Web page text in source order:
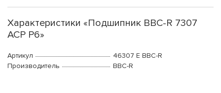
Характеристики «Подшипник BBC-R 7307
ACP P6»
Артикул
46307 E BBC-R
Производитель
BBC-R